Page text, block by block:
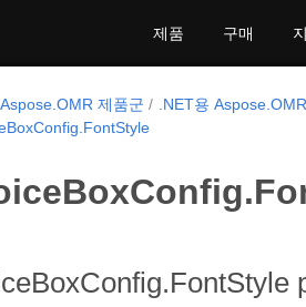
제품 구매
Aspose.OMR 제품군 .NET용 Aspose.OMR